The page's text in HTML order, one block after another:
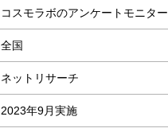
コスモラボのアンケートモニター
全国
ネットリサーチ
2023年9月実施